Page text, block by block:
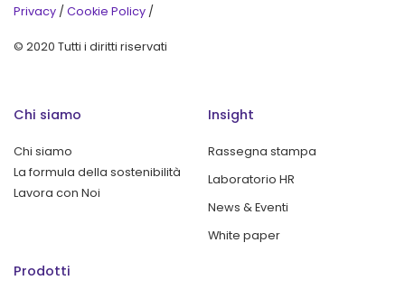
Privacy / Cookie Policy /
© 2020 Tutti i diritti riservati
Chi siamo
Chi siamo
La formula della sostenibilità
Lavora con Noi
Insight
Rassegna stampa
Laboratorio HR
News & Eventi
White paper
Prodotti